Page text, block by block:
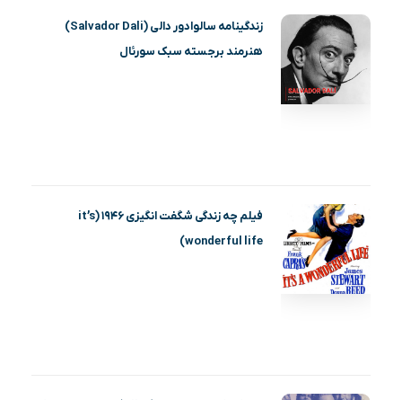
زندگینامه سالوادور دالی (Salvador Dali)
هنرمند برجسته سبک سورئال
فیلم چه زندگی شگفت انگیزی ۱۹۴۶ (it’s
wonderful life)